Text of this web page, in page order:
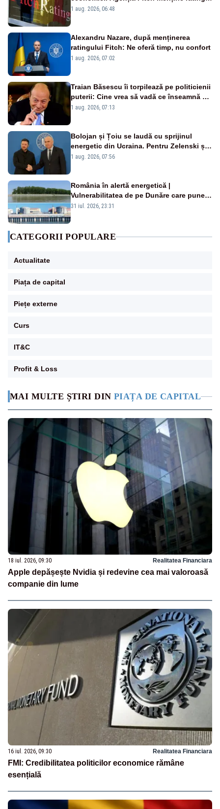
MAI MULTE ȘTIRI DIN PIAȚA DE CAPITAL
18 iul. 2026, 09:30 Realitatea Financiara
Apple depășește Nvidia și redevine cea mai valoroasă
companie din lume
16 iul. 2026, 09:30 Realitatea Financiara
FMI: Credibilitatea politicilor economice rămâne
esențială
„BBB-” cu perspectivă negativă
1 aug. 2026, 06:48
Alexandru Nazare, după menținerea
ratingului Fitch: Ne oferă timp, nu confort
1 aug. 2026, 07:02
Traian Băsescu îi torpilează pe politicienii
puterii: Cine vrea să vadă ce înseamnă să
fii prost, se uită la România
1 aug. 2026, 07:13
Bolojan și Țoiu se laudă cu sprijinul
energetic din Ucraina. Pentru Zelenski și
înalții oficiali de la Kiev, subiectul nu
1 aug. 2026, 07:56
România în alertă energetică |
Vulnerabilitatea de pe Dunăre care pune
în pericol Centrala Cernavodă era
31 iul. 2026, 23:31
CATEGORII POPULARE
Actualitate
Piața de capital
Piețe externe
Curs
IT&C
Profit & Loss